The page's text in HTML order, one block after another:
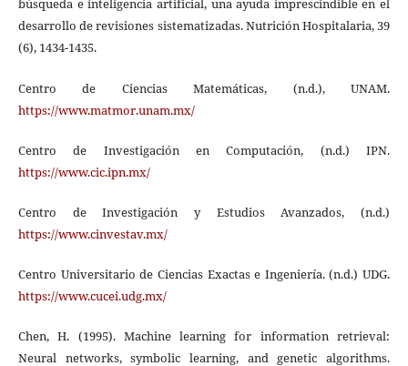
búsqueda e inteligencia artificial, una ayuda imprescindible en el
desarrollo de revisiones sistematizadas. Nutrición Hospitalaria, 39
(6), 1434-1435.
Centro de Ciencias Matemáticas, (n.d.), UNAM.
https://www.matmor.unam.mx/
Centro de Investigación en Computación, (n.d.) IPN.
https://www.cic.ipn.mx/
Centro de Investigación y Estudios Avanzados, (n.d.)
https://www.cinvestav.mx/
Centro Universitario de Ciencias Exactas e Ingeniería. (n.d.) UDG.
https://www.cucei.udg.mx/
Chen, H. (1995). Machine learning for information retrieval:
Neural networks, symbolic learning, and genetic algorithms.